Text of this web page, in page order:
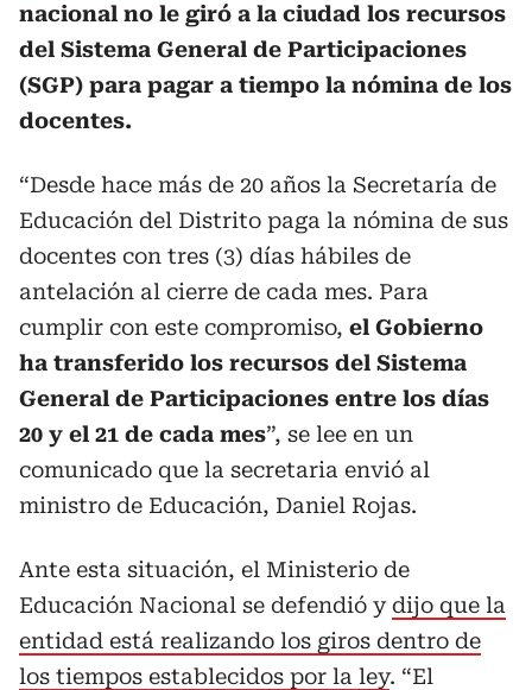
nacional no le giró a la ciudad los recursos
del Sistema General de Participaciones
(SGP) para pagar a tiempo la nómina de los
docentes.
“Desde hace más de 20 años la Secretaría de
Educación del Distrito paga la nómina de sus
docentes con tres (3) días hábiles de
antelación al cierre de cada mes. Para
cumplir con este compromiso, el Gobierno
ha transferido los recursos del Sistema
General de Participaciones entre los días
20 y el 21 de cada mes”, se lee en un
comunicado que la secretaria envió al
ministro de Educación, Daniel Rojas.
Ante esta situación, el Ministerio de
Educación Nacional se defendió ydijo que la
entidad está realizando los giros dentro de
los tiempos establecidos por la ley. “El